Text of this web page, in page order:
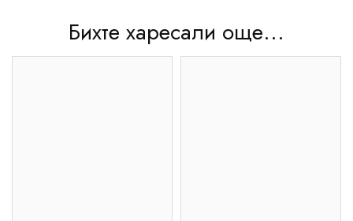
Бихте харесали още...